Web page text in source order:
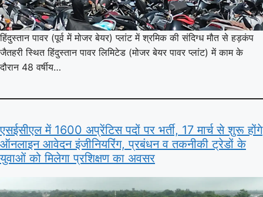
हिंदुस्तान पावर (पूर्व में मोजर बेयर) प्लांट में श्रमिक की संदिग्ध मौत से हड़कंप
जैतहरी स्थित हिंदुस्तान पावर लिमिटेड (मोजर बेयर पावर प्लांट) में काम के
दौरान 48 वर्षीय…
एसईसीएल में 1600 अप्रेंटिस पदों पर भर्ती, 17 मार्च से शुरू होंगे
ऑनलाइन आवेदन इंजीनियरिंग, प्रबंधन व तकनीकी ट्रेडों के
युवाओं को मिलेगा प्रशिक्षण का अवसर